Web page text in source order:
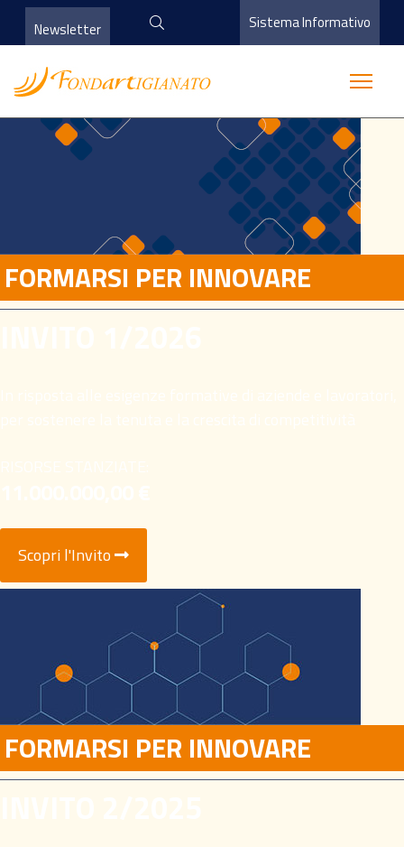
Newsletter Sistema Informativo
FORMARSI PER INNOVARE
Scopri l'Invito
FORMARSI PER INNOVARE